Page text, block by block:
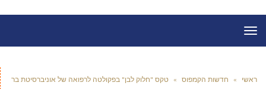
תפריט
ראשי » חדשות הקמפוס » טקס "חלוק לבן" בפקולטה לרפואה של אוניברסיטת בר